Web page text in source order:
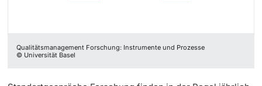
Qualitätsmanagement Forschung: Instrumente und Prozesse
© Universität Basel